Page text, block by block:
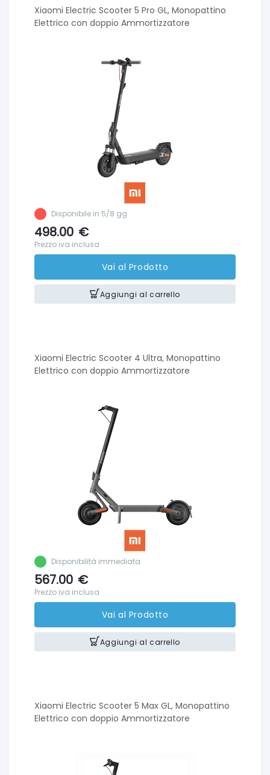
Xiaomi Electric Scooter 5 Pro GL, Monopattino
Elettrico con doppio Ammortizzatore
Disponibile in 5/8 gg
498.00 €
Prezzo iva inclusa
Vai al Prodotto
Aggiungi al carrello
Xiaomi Electric Scooter 4 Ultra, Monopattino
Elettrico con doppio Ammortizzatore
Disponibilità immediata
567.00 €
Prezzo iva inclusa
Vai al Prodotto
Aggiungi al carrello
Xiaomi Electric Scooter 5 Max GL, Monopattino
Elettrico con doppio Ammortizzatore